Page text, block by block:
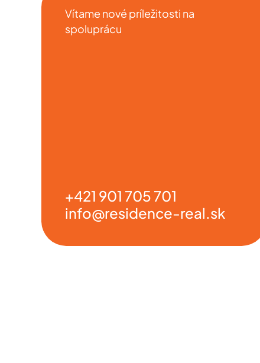
Vítame nové príležitosti na
spoluprácu
+421 901 705 701
info@residence-real.sk